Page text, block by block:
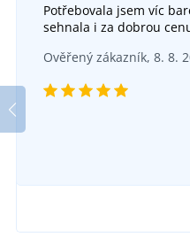
Potřebovala jsem víc
sehnala i za dobrou
Ověřený zákazník, 8. 8.